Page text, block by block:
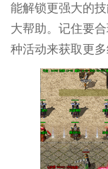
能解锁更强大的
大帮助。记住要
种活动来获取更多